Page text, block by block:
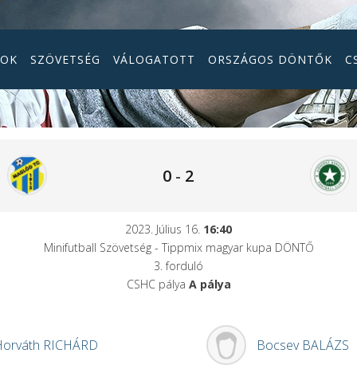
SZÖVETSÉG VÁLOGATOTT ORSZÁGOS DÖNTŐK
0 - 2
2023. Július 16. 16:40
Minifutball Szövetség - Tippmix magyar kupa DÖNTŐ
3. forduló
CSHC pálya A pálya
RICHÁRD Bocsev BALÁZS